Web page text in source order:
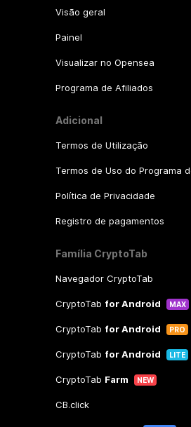
Visão geral
Painel
Visualizar no Opensea
Programa de Afiliados
Adicional
Termos de Utilização
Termos de Uso do Programa
Política de Privacidade
Registro de pagamentos
Família CryptoTab
Navegador CryptoTab
CryptoTab for Android MAX
CryptoTab for Android PRO
CryptoTab for Android LITE
CryptoTab Farm NEW
CB.click